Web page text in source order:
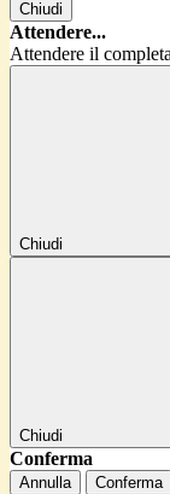
Chiudi
Attendere...
Attendere il
Chiudi
Chiudi
Conferma
Annulla Conferma